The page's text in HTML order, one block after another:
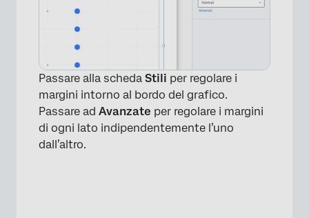
Passare alla scheda Stili per regolare i
margini intorno al bordo del grafico.
Passare ad Avanzate per regolare i margini
di ogni lato indipendentemente l’uno
dall’altro.